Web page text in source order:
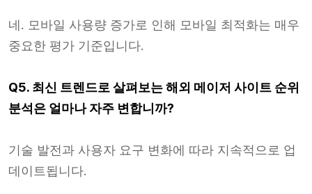
네. 모바일 사용량 증가로 인해 모바일 최적화는 매우
중요한 평가 기준입니다.
Q5. 최신 트렌드로 살펴보는 해외 메이저 사이트 순위
분석은 얼마나 자주 변합니까?
기술 발전과 사용자 요구 변화에 따라 지속적으로 업
데이트됩니다.